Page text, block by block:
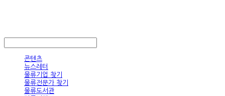
콘텐츠
뉴스레터
물류기업 찾기
물류전문가 찾기
물류도서관